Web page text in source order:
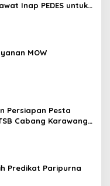
Inap PEDES untuk
Kesehatan
MOW
Persiapan Pesta
Cabang Karawang
Predikat Paripurna